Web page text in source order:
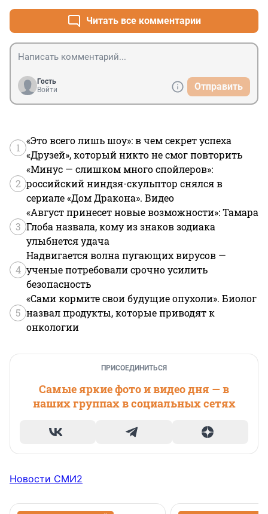
Читать все комментарии
Гость
Войти
Отправить
1
«Это всего лишь шоу»: в чем секрет успеха
«Друзей», который никто не смог повторить
2
«Минус — слишком много спойлеров»:
российский ниндзя-скульптор снялся в
сериале «Дом Дракона». Видео
3
«Август принесет новые возможности»: Тамара
Глоба назвала, кому из знаков зодиака
улыбнется удача
4
Надвигается волна пугающих вирусов —
ученые потребовали срочно усилить
безопасность
5
«Сами кормите свои будущие опухоли». Биолог
назвал продукты, которые приводят к
онкологии
ПРИСОЕДИНИТЬСЯ
Самые яркие фото и видео дня — в
наших группах в социальных сетях
Новости СМИ2